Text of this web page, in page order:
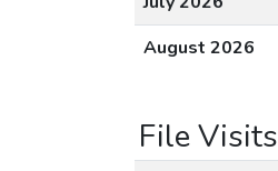
August 2026
File Visits